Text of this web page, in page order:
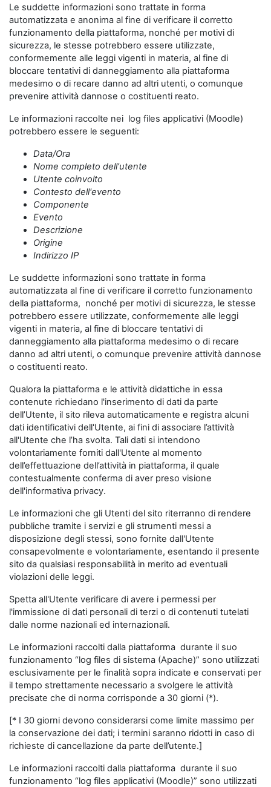
Le suddette informazioni sono trattate in forma
automatizzata e anonima al fine di verificare il corretto
funzionamento della piattaforma, nonché per motivi di
sicurezza, le stesse potrebbero essere utilizzate,
conformemente alle leggi vigenti in materia, al fine di
bloccare tentativi di danneggiamento alla piattaforma
medesimo o di recare danno ad altri utenti, o comunque
prevenire attività dannose o costituenti reato.
Le informazioni raccolte nei log files applicativi (Moodle)
potrebbero essere le seguenti:
Data/Ora
Nome completo dell'utente
Utente coinvolto
Contesto dell'evento
Componente
Evento
Descrizione
Origine
Indirizzo IP
Le suddette informazioni sono trattate in forma
automatizzata al fine di verificare il corretto funzionamento
della piattaforma, nonché per motivi di sicurezza, le stesse
potrebbero essere utilizzate, conformemente alle leggi
vigenti in materia, al fine di bloccare tentativi di
danneggiamento alla piattaforma medesimo o di recare
danno ad altri utenti, o comunque prevenire attività dannose
o costituenti reato.
Qualora la piattaforma e le attività didattiche in essa
contenute richiedano l'inserimento di dati da parte
dell’Utente, il sito rileva automaticamente e registra alcuni
dati identificativi dell'Utente, ai fini di associare l’attività
all'Utente che l’ha svolta. Tali dati si intendono
volontariamente forniti dall'Utente al momento
dell’effettuazione dell’attività in piattaforma, il quale
contestualmente conferma di aver preso visione
dell'informativa privacy.
Le informazioni che gli Utenti del sito riterranno di rendere
pubbliche tramite i servizi e gli strumenti messi a
disposizione degli stessi, sono fornite dall'Utente
consapevolmente e volontariamente, esentando il presente
sito da qualsiasi responsabilità in merito ad eventuali
violazioni delle leggi.
Spetta all'Utente verificare di avere i permessi per
l'immissione di dati personali di terzi o di contenuti tutelati
dalle norme nazionali ed internazionali.
Le informazioni raccolti dalla piattaforma durante il suo
funzionamento “log files di sistema (Apache)” sono utilizzati
esclusivamente per le finalità sopra indicate e conservati per
il tempo strettamente necessario a svolgere le attività
precisate che di norma corrisponde a 30 giorni (*).
[* I 30 giorni devono considerarsi come limite massimo per
la conservazione dei dati; i termini saranno ridotti in caso di
richieste di cancellazione da parte dell’utente.]
Le informazioni raccolti dalla piattaforma durante il suo
funzionamento “log files applicativi (Moodle)” sono utilizzati